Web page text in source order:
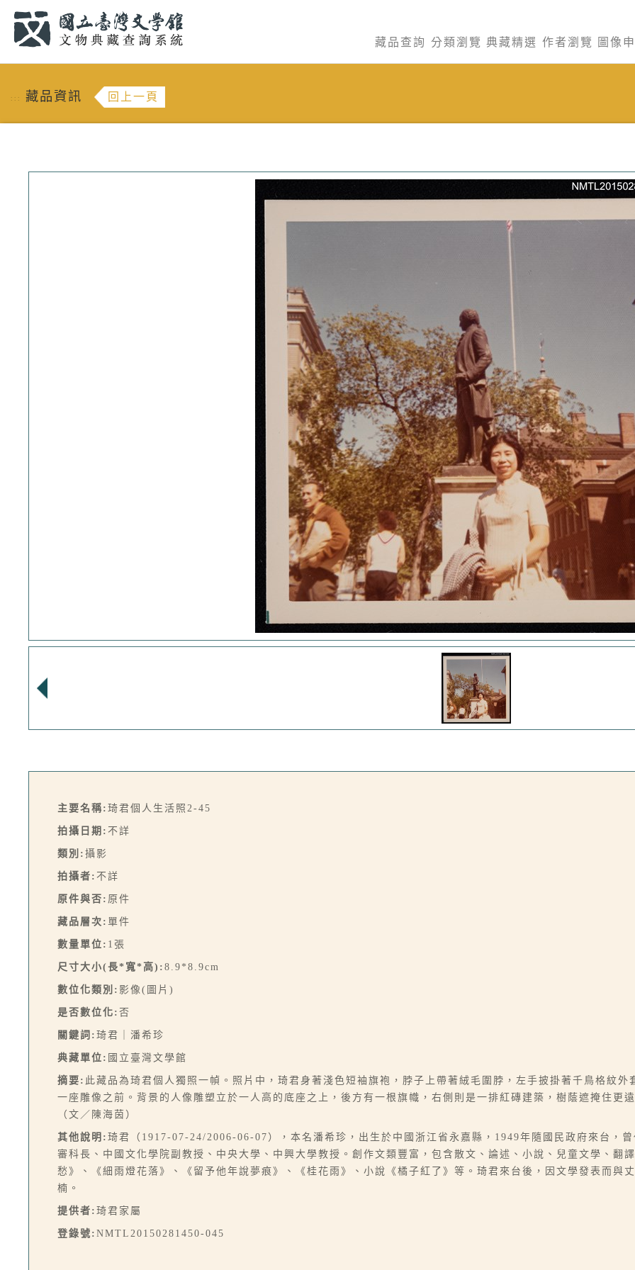
藏品查詢 分類瀏覽 典藏精選 作者瀏覽 圖像
::: 藏品資訊 回上一頁
主要名稱: 琦君個人生活照2-45
拍攝日期: 不詳
類別: 攝影
拍攝者: 不詳
原件與否: 原件
藏品層次: 單件
數量單位: 1張
尺寸大小(長*寬*高): 8.9*8.9cm
數位化類別: 影像(圖片)
是否數位化: 否
關鍵詞: 琦君｜潘希珍
典藏單位: 國立臺灣文學館
摘要: 此藏品為琦君個人獨照一幀。照片中，琦君身著淺色短袖旗袍，脖子上帶著絨毛圍脖，左手披掛著千鳥格紋
一座雕像之前。背景的人像雕塑立於一人高的底座之上，後方有一根旗幟，右側則是一排紅磚建築，樹蔭遮掩住更
（文／陳海茵）
其他說明: 琦君（1917-07-24/2006-06-07），本名潘希珍，出生於中國浙江省永嘉縣，1949年隨國民政府來台，
審科長、中國文化學院副教授、中央大學、中興大學教授。創作文類豐富，包含散文、論述、小說、兒童文學、翻
愁》、《細雨燈花落》、《留予他年說夢痕》、《桂花雨》、小說《橘子紅了》等。琦君來台後，因文學發表而與
楠。
提供者: 琦君家屬
登錄號: NMTL20150281450-045